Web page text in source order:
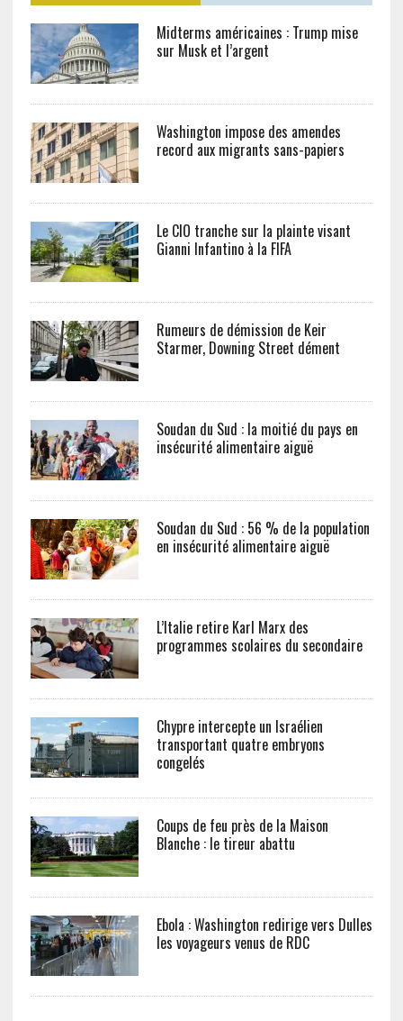
Midterms américaines : Trump mise
sur Musk et l’argent
Washington impose des amendes
record aux migrants sans-papiers
Le CIO tranche sur la plainte visant
Gianni Infantino à la FIFA
Rumeurs de démission de Keir
Starmer, Downing Street dément
Soudan du Sud : la moitié du pays en
insécurité alimentaire aiguë
Soudan du Sud : 56 % de la population
en insécurité alimentaire aiguë
L’Italie retire Karl Marx des
programmes scolaires du secondaire
Chypre intercepte un Israélien
transportant quatre embryons
congelés
Coups de feu près de la Maison
Blanche : le tireur abattu
Ebola : Washington redirige vers Dulles
les voyageurs venus de RDC